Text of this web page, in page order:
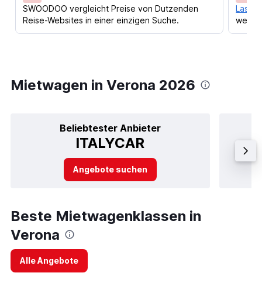
SWOODOO vergleicht Preise von Dutzenden
Reise-Websites in einer einzigen Suche.
Lass
Mietwagen in Verona 2026
Beliebtester Anbieter
ITALYCAR
Angebote suchen
Beste Mietwagenklassen in
Verona
Alle Angebote